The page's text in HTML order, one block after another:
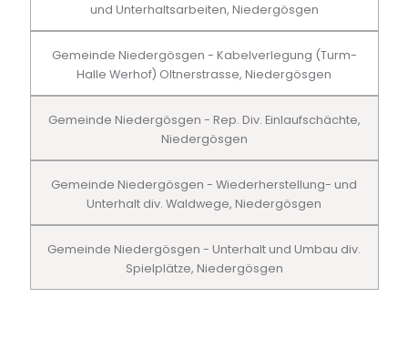
und Unterhaltsarbeiten, Niedergösgen
Gemeinde Niedergösgen - Kabelverlegung (Turm-
Halle Werhof) Oltnerstrasse, Niedergösgen
Gemeinde Niedergösgen - Rep. Div. Einlaufschächte,
Niedergösgen
Gemeinde Niedergösgen - Wiederherstellung- und
Unterhalt div. Waldwege, Niedergösgen
Gemeinde Niedergösgen - Unterhalt und Umbau div.
Spielplätze, Niedergösgen